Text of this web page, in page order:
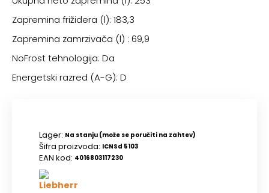
Zapremina frižidera (l): 183,3
Zapremina zamrzivača (l) : 69,9
NoFrost tehnologija: Da
Energetski razred (A-G): D
Lager: Na stanju (može se poručiti na zahtev)
Šifra proizvoda: ICNSd 5103
EAN kod: 4016803117230